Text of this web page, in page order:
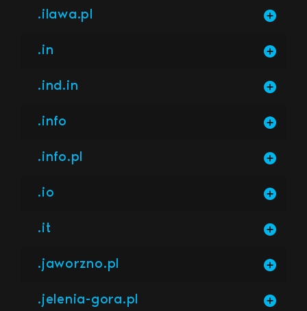
.ilawa.pl
.in
.ind.in
.info
.info.pl
.io
.it
.jaworzno.pl
.jelenia-gora.pl